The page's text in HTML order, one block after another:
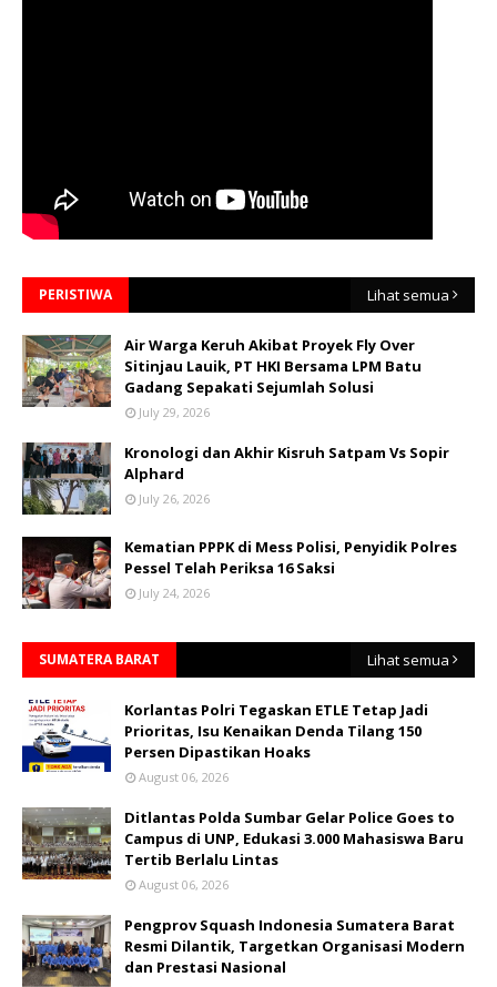
PERISTIWA Lihat semua
Air Warga Keruh Akibat Proyek Fly Over
Sitinjau Lauik, PT HKI Bersama LPM Batu
Gadang Sepakati Sejumlah Solusi
July 29, 2026
Kronologi dan Akhir Kisruh Satpam Vs Sopir
Alphard
July 26, 2026
Kematian PPPK di Mess Polisi, Penyidik Polres
Pessel Telah Periksa 16 Saksi
July 24, 2026
SUMATERA BARAT Lihat semua
Korlantas Polri Tegaskan ETLE Tetap Jadi
Prioritas, Isu Kenaikan Denda Tilang 150
Persen Dipastikan Hoaks
August 06, 2026
Ditlantas Polda Sumbar Gelar Police Goes to
Campus di UNP, Edukasi 3.000 Mahasiswa Baru
Tertib Berlalu Lintas
August 06, 2026
Pengprov Squash Indonesia Sumatera Barat
Resmi Dilantik, Targetkan Organisasi Modern
dan Prestasi Nasional